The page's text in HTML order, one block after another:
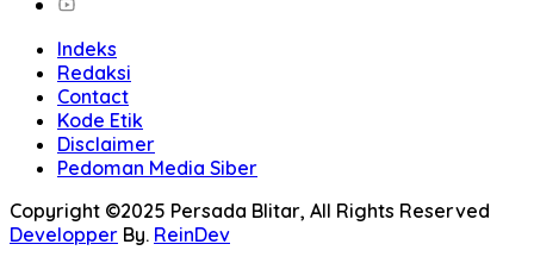
Indeks
Redaksi
Contact
Kode Etik
Disclaimer
Pedoman Media Siber
Copyright ©2025 Persada Blitar, All Rights Reserved
Developper By. ReinDev